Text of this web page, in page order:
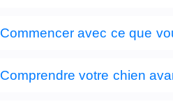
Commencer avec ce que
Comprendre votre chien